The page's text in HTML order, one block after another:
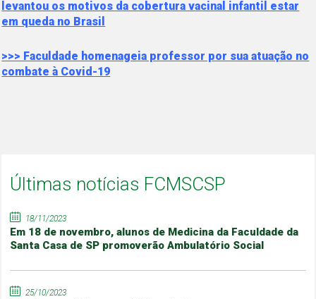
levantou os motivos da cobertura vacinal infantil estar
em queda no Brasil
>>> Faculdade homenageia professor por sua atuação no
combate à Covid-19
Últimas notícias FCMSCSP
18/11/2023
Em 18 de novembro, alunos de Medicina da Faculdade da
Santa Casa de SP promoverão Ambulatório Social
25/10/2023